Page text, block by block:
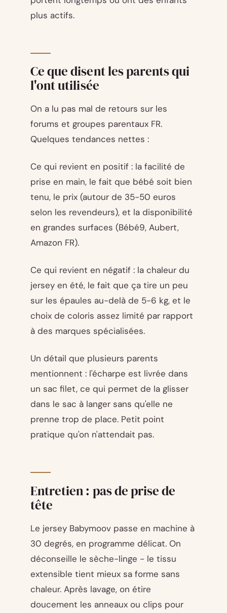
plus actifs.
Ce que disent les parents qui
l'ont utilisée
On a lu pas mal de retours sur les
forums et groupes parentaux FR.
Quelques tendances nettes :
Ce qui revient en positif : la facilité de
prise en main, le fait que bébé soit bien
tenu, le prix (autour de 35-50 euros
selon les revendeurs), et la disponibilité
en grandes surfaces (Bébé9, Aubert,
Amazon FR).
Ce qui revient en négatif : la chaleur du
jersey en été, le fait que ça tire un peu
sur les épaules au-delà de 5-6 kg, et le
choix de coloris assez limité par rapport
à des marques spécialisées.
Un détail que plusieurs parents
mentionnent : l'écharpe est livrée dans
un sac filet, ce qui permet de la glisser
dans le sac à langer sans qu'elle ne
prenne trop de place. Petit point
pratique qu'on n'attendait pas.
Entretien : pas de prise de
tête
Le jersey Babymoov passe en machine à
30 degrés, en programme délicat. On
déconseille le sèche-linge - le tissu
extensible tient mieux sa forme sans
chaleur. Après lavage, on étire
doucement les anneaux ou clips pour